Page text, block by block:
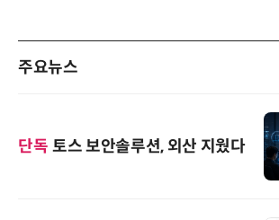
주요뉴스
단독 토스 보안솔루션, 외산 지웠다